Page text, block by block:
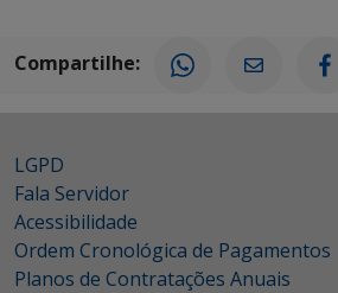
Compartilhe:
LGPD
Fala Servidor
Acessibilidade
Ordem Cronológica de Pagamentos
Planos de Contratações Anuais